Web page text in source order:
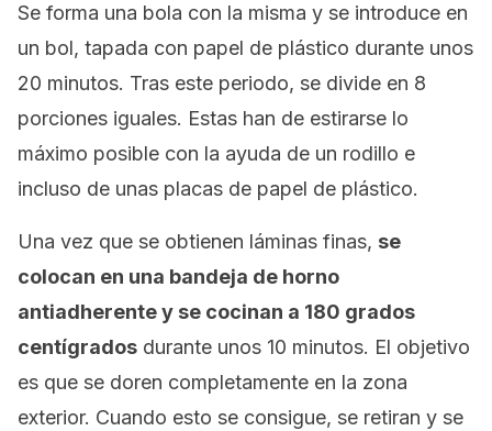
Se forma una bola con la misma y se introduce en
un bol, tapada con papel de plástico durante unos
20 minutos. Tras este periodo, se divide en 8
porciones iguales. Estas han de estirarse lo
máximo posible con la ayuda de un rodillo e
incluso de unas placas de papel de plástico.
Una vez que se obtienen láminas finas, se
colocan en una bandeja de horno
antiadherente y se cocinan a 180 grados
centígrados durante unos 10 minutos. El objetivo
es que se doren completamente en la zona
exterior. Cuando esto se consigue, se retiran y se